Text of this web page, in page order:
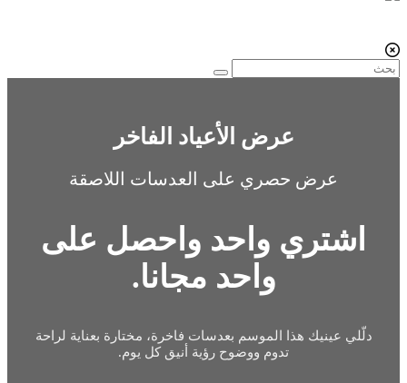
عرض الأعياد الفاخر
عرض حصري على العدسات اللاصقة
اشتري واحد واحصل على
واحد مجانا.
دلّلي عينيك هذا الموسم بعدسات فاخرة، مختارة بعناية لراحة
تدوم ووضوح رؤية أنيق كل يوم.